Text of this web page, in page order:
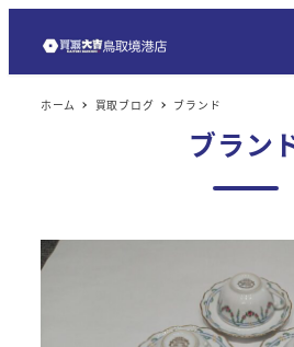
ホーム 買取ブログ ブランド
ブラン